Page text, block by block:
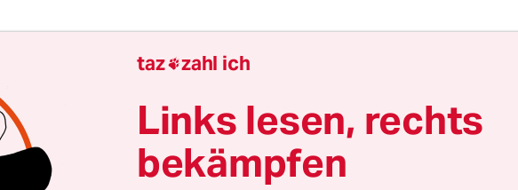
Entscheidung vom Montag, dem Bundesstaat
Kaschmir
die Autonomie zu entziehen
zwei Teile zu zerschlagen, hat erwartungsgemäß in den
Pakistan und China zu großer Verärgerung geführt.
an, es werde „alle möglichen Optionen“ prüfen, um
„illegalen“ und „unilateralen“ Schritt vorzugehen. China
taz zahl ich
Links lesen, rechts
bekämpfen